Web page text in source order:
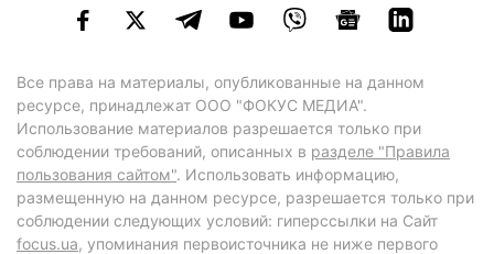
Все права на материалы, опубликованные на данном
ресурсе, принадлежат ООО "ФОКУС МЕДИА".
Использование материалов разрешается только при
соблюдении требований, описанных в разделе "Правила
пользования сайтом". Использовать информацию,
размещенную на данном ресурсе, разрешается только при
соблюдении следующих условий: гиперссылки на Сайт
focus.ua, упоминания первоисточника не ниже первого